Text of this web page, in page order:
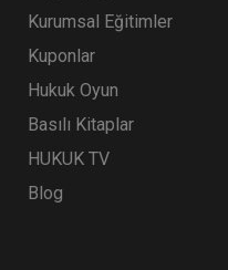
Kurumsal Eğitimler
Kuponlar
Hukuk Oyun
Basılı Kitaplar
HUKUK TV
Blog